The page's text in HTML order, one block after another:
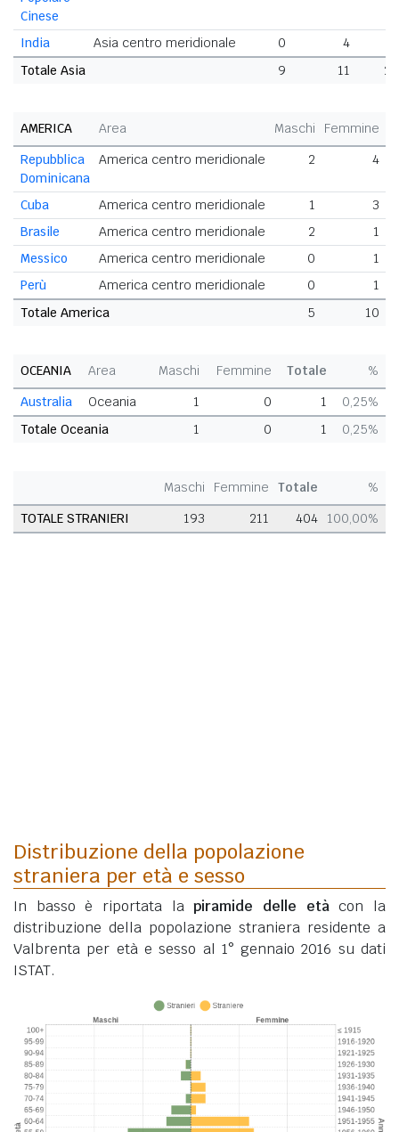
Cinese
India
Asia centro meridionale 0 4
Totale Asia
9 11 20
AMERICA Area Maschi Femmine
Repubblica
Dominicana
America centro meridionale 2 4
Cuba America centro meridionale 1
3
Brasile
America centro meridionale 2
1
Messico
America centro meridionale 0
1
Perù
America centro meridionale 0
1
Totale America
5 10
OCEANIA Area Maschi Femmine Totale
%
Australia
Oceania 1 0 1
0,25%
Totale Oceania
1 0 1 0,25%
Maschi Femmine Totale
%
TOTALE STRANIERI
193 211 404 100,00%
Distribuzione della popolazione
straniera per età e sesso
In basso è riportata lapiramide delle etàcon la
distribuzione della popolazione straniera residente a
Valbrenta per età e sesso al 1° gennaio 2016 su dati
ISTAT.